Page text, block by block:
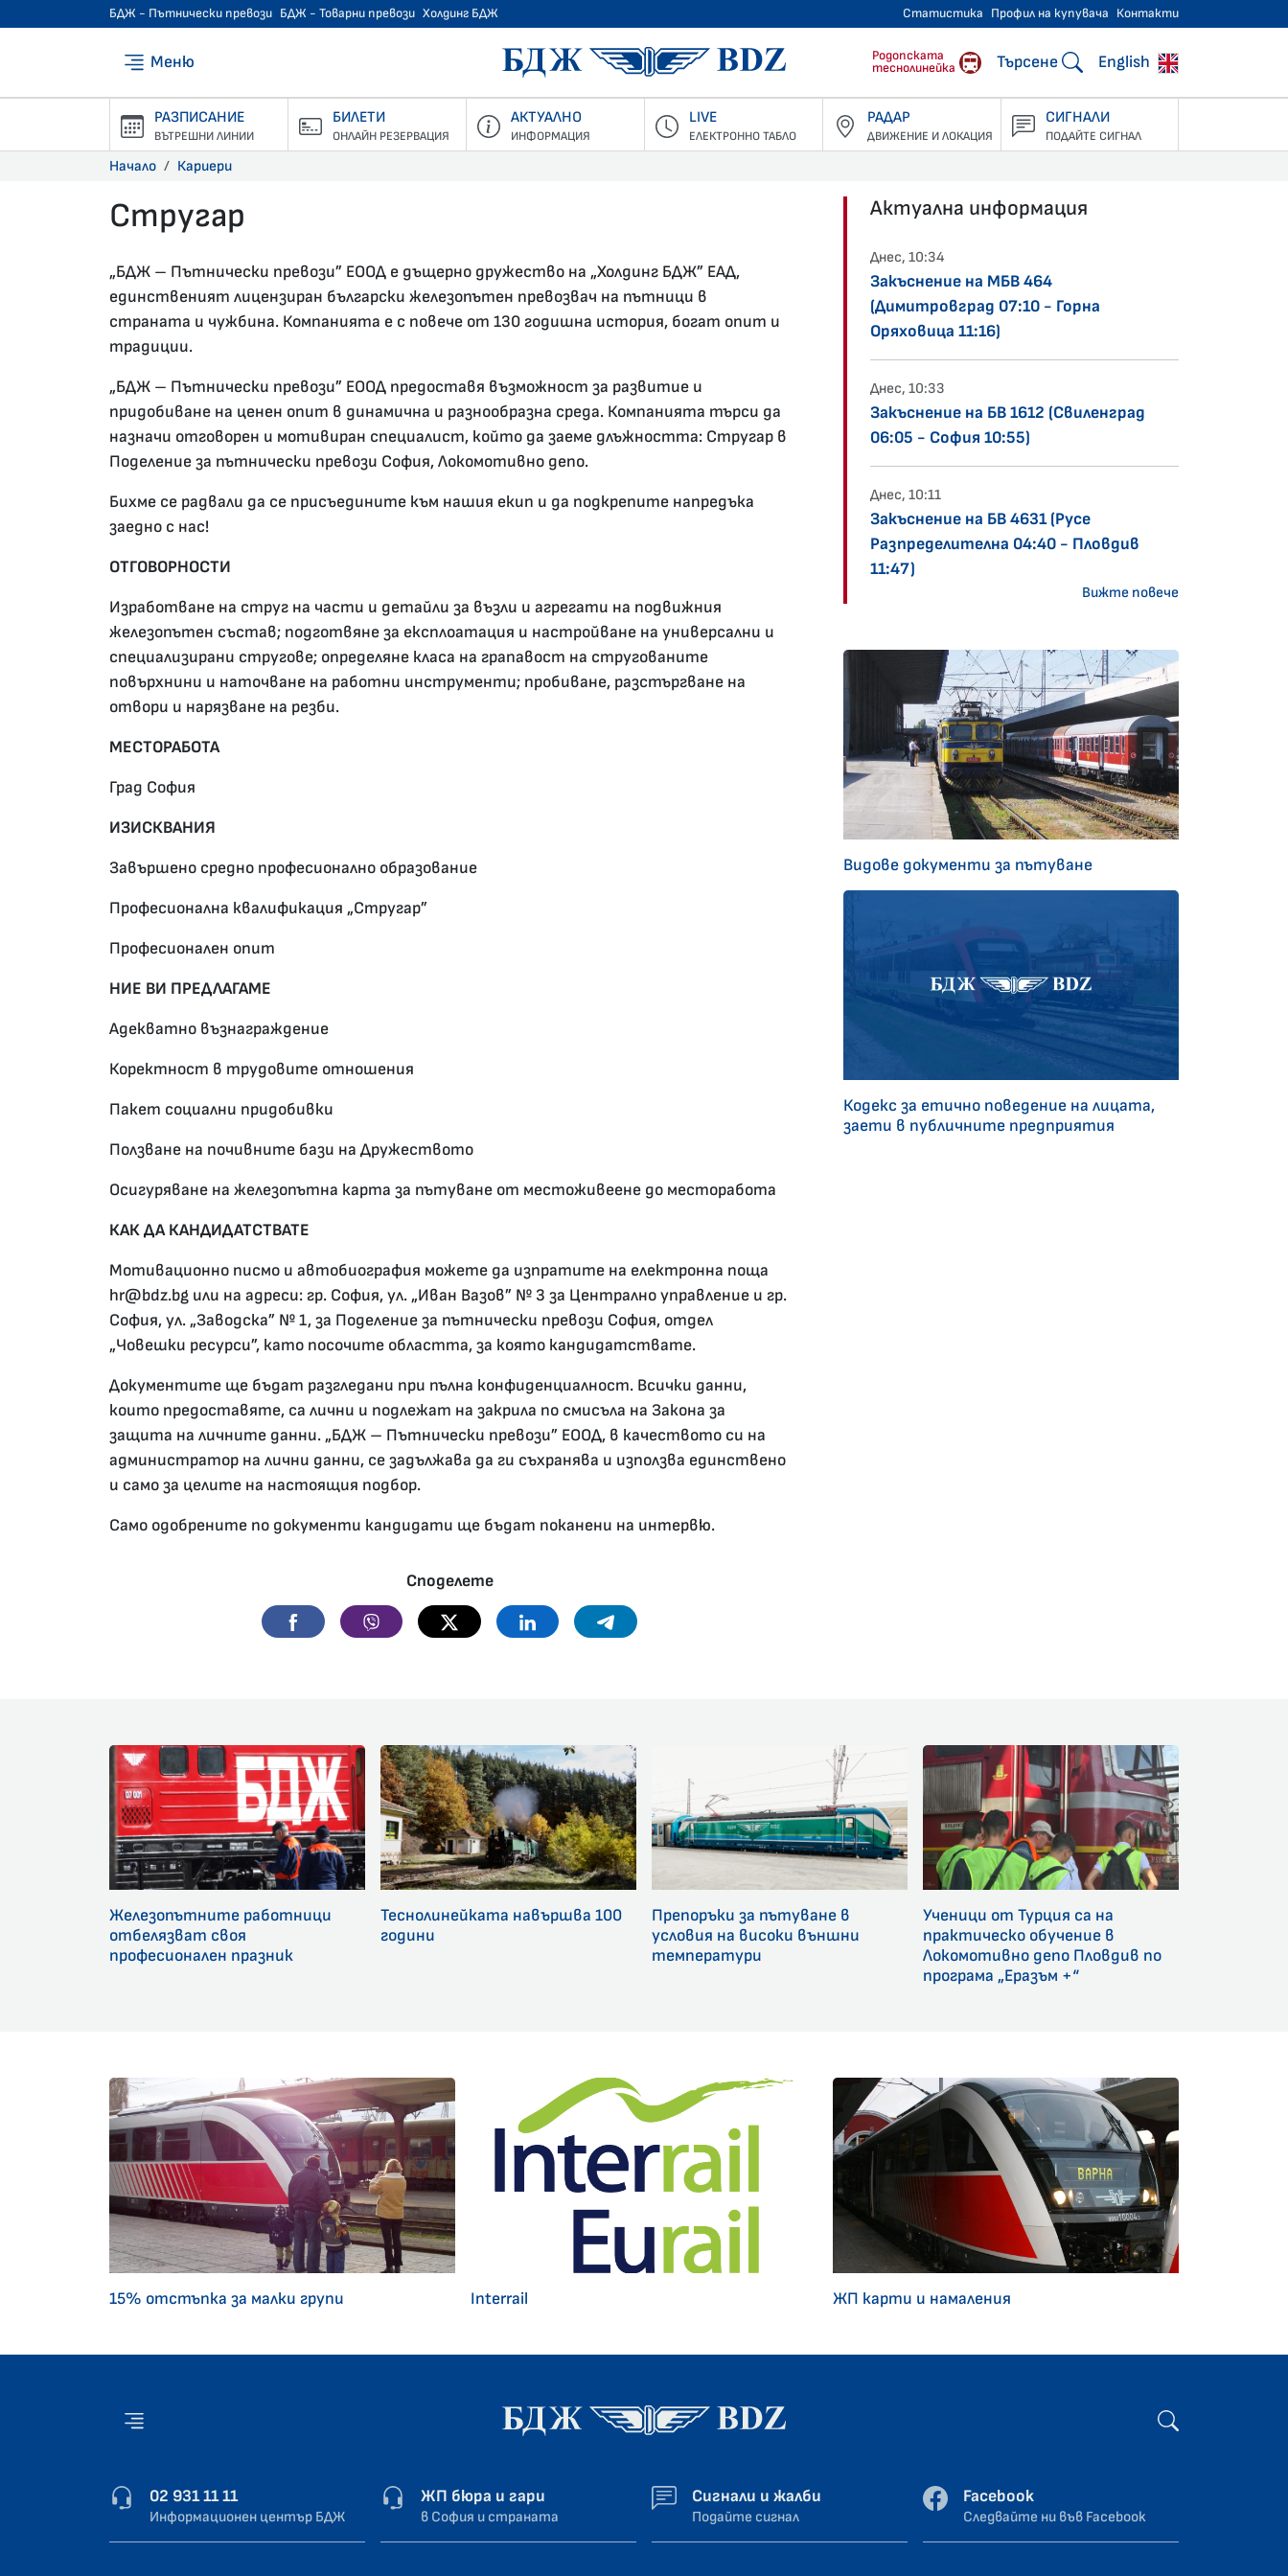
БДЖ - Пътнически превози БДЖ - Товарни превози Холдинг БДЖ Статистика Профил на купувача Контакти
Меню БДЖ - Пътнически превози
Родопската
теснолинейка
Търсене English
РАЗПИСАНИЕ
ВЪТРЕШНИ ЛИНИИ
БИЛЕТИ
ОНЛАЙН РЕЗЕРВАЦИЯ
АКТУАЛНО
ИНФОРМАЦИЯ
LIVE
ЕЛЕКТРОННО ТАБЛО
РАДАР
ДВИЖЕНИЕ И ЛОКАЦИЯ
СИГНАЛИ
ПОДАЙТЕ СИГНАЛ
Начало Кариери
Стругар
17.09.2021 •
„БДЖ – Пътнически превози” ЕООД е дъщерно дружество на „Холдинг БДЖ” ЕАД,
единственият лицензиран български железопътен превозвач на пътници в
страната и чужбина. Компанията е с повече от 130 годишна история, богат опит и
традиции.
„БДЖ – Пътнически превози” ЕООД предоставя възможност за развитие и
придобиване на ценен опит в динамична и разнообразна среда. Компанията търси да
назначи отговорен и мотивиран специалист, който да заеме длъжността: Стругар в
Поделение за пътнически превози София, Локомотивно депо.
Бихме се радвали да се присъедините към нашия екип и да подкрепите напредъка
заедно с нас!
ОТГОВОРНОСТИ
Изработване на струг на части и детайли за възли и агрегати на подвижния
железопътен състав; подготвяне за експлоатация и настройване на универсални и
специализирани стругове; определяне класа на грапавост на стругованите
повърхнини и наточване на работни инструменти; пробиване, разстъргване на
отвори и нарязване на резби.
МЕСТОРАБОТА
Град София
ИЗИСКВАНИЯ
Завършено средно професионално образование
Професионална квалификация „Стругар”
Професионален опит
НИЕ ВИ ПРЕДЛАГАМЕ
Адекватно възнаграждение
Коректност в трудовите отношения
Пакет социални придобивки
Ползване на почивните бази на Дружеството
Осигуряване на железопътна карта за пътуване от местоживеене до месторабота
КАК ДА КАНДИДАТСТВАТЕ
Мотивационно писмо и автобиография можете да изпратите на електронна поща
hr@bdz.bg или на адреси: гр. София, ул. „Иван Вазов” № 3 за Централно управление и гр.
София, ул. „Заводска” № 1, за Поделение за пътнически превози София, отдел
„Човешки ресурси”, като посочите областта, за която кандидатствате.
Документите ще бъдат разгледани при пълна конфиденциалност. Всички данни,
които предоставяте, са лични и подлежат на закрила по смисъла на Закона за
защита на личните данни. „БДЖ – Пътнически превози” ЕООД, в качеството си на
администратор на лични данни, се задължава да ги съхранява и използва единствено
и само зa целите на настоящия подбор.
Само одобрените по документи кандидати ще бъдат поканени на интервю.
Споделете
Facebook Viber Twitter Linkedin Telegram
Актуална информация
Днес, 10:34
Закъснение на МБВ 464
(Димитровград 07:10 - Горна
Оряховица 11:16)
Днес, 10:33
Закъснение на БВ 1612 (Свиленград
06:05 - София 10:55)
Днес, 10:11
Закъснение на БВ 4631 (Русе
Разпределителна 04:40 - Пловдив
11:47)
Вижте повече
Видове документи за пътуване
Кодекс за етично поведение на лицата,
заети в публичните предприятия
Железопътните работници
отбелязват своя
професионален празник
Теснолинейката навършва 100
години
Препоръки за пътуване в
условия на високи външни
температури
Ученици от Турция са на
практическо обучение в
Локомотивно депо Пловдив по
програма „Еразъм +“
15% отстъпка за малки групи Interrail ЖП карти и намаления
02 931 11 11
Информационен център БДЖ
ЖП бюра и гари
в София и страната
Сигнали и жалби
Подайте сигнал
Facebook
Следвайте ни във Facebook